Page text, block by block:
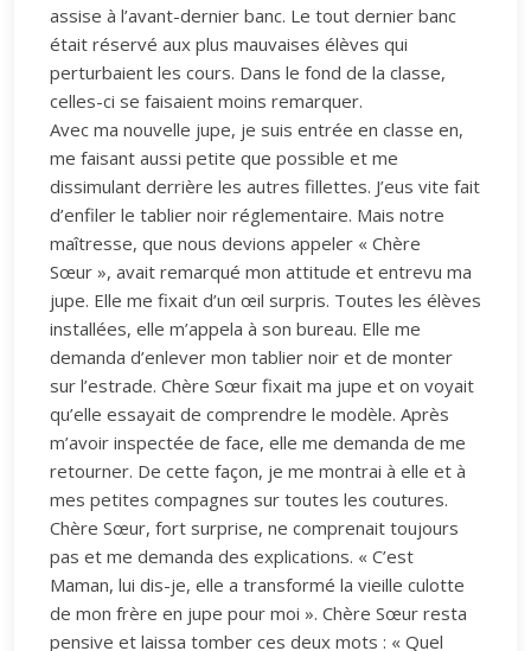
assise à l’avant-dernier banc. Le tout dernier banc
était réservé aux plus mauvaises élèves qui
perturbaient les cours. Dans le fond de la classe,
celles-ci se faisaient moins remarquer.
Avec ma nouvelle jupe, je suis entrée en classe en,
me faisant aussi petite que possible et me
dissimulant derrière les autres fillettes. J’eus vite fait
d’enfiler le tablier noir réglementaire. Mais notre
maîtresse, que nous devions appeler « Chère
Sœur », avait remarqué mon attitude et entrevu ma
jupe. Elle me fixait d’un œil surpris. Toutes les élèves
installées, elle m’appela à son bureau. Elle me
demanda d’enlever mon tablier noir et de monter
sur l’estrade. Chère Sœur fixait ma jupe et on voyait
qu’elle essayait de comprendre le modèle. Après
m’avoir inspectée de face, elle me demanda de me
retourner. De cette façon, je me montrai à elle et à
mes petites compagnes sur toutes les coutures.
Chère Sœur, fort surprise, ne comprenait toujours
pas et me demanda des explications. « C’est
Maman, lui dis-je, elle a transformé la vieille culotte
de mon frère en jupe pour moi ». Chère Sœur resta
pensive et laissa tomber ces deux mots : « Quel